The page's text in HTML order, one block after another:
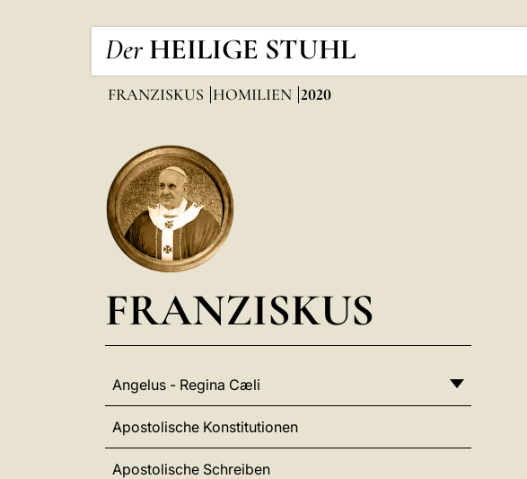
Der HEILIGE STUHL
FRANZISKUS HOMILIEN 2020
FRANZISKUS
Angelus - Regina Cæli
Apostolische Konstitutionen
Apostolische Schreiben